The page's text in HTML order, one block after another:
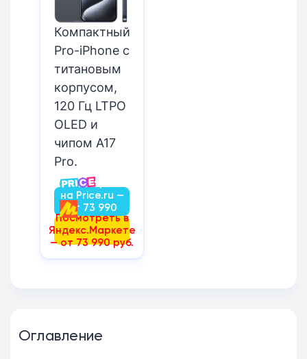
Компактный
Pro-iPhone с
титановым
корпусом,
120 Гц LTPO
OLED и
чипом A17
Pro.
Посмотреть
на Price.ru —
от 73 990
руб.
Посмотреть в
Яндекс.Маркете
— от 73 990 руб.
Оглавление